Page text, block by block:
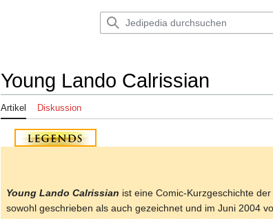
Young Lando Calrissian
Artikel Diskussion
Young Lando Calrissian ist eine Comic-Kurzgeschichte der
sowohl geschrieben als auch gezeichnet und im Juni 2004